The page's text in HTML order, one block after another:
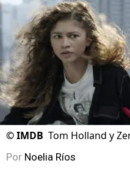
©IMDB Tom Holland y
Por Noelia Ríos